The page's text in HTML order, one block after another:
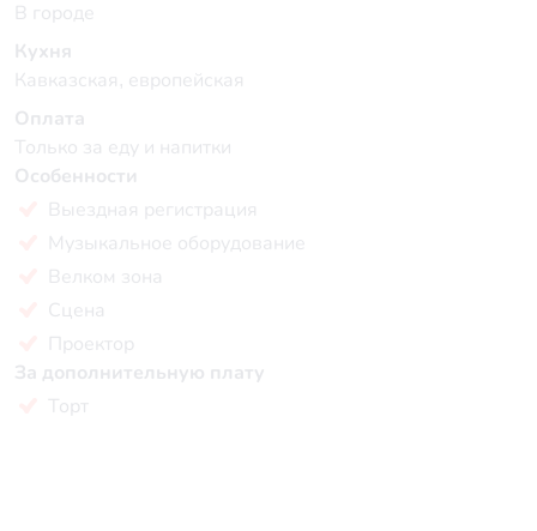
В городе
Кухня
Кавказская, европейская
Оплата
Только за еду и напитки
Особенности
Выездная регистрация
Музыкальное оборудование
Велком зона
Сцена
Проектор
За дополнительную плату
Торт